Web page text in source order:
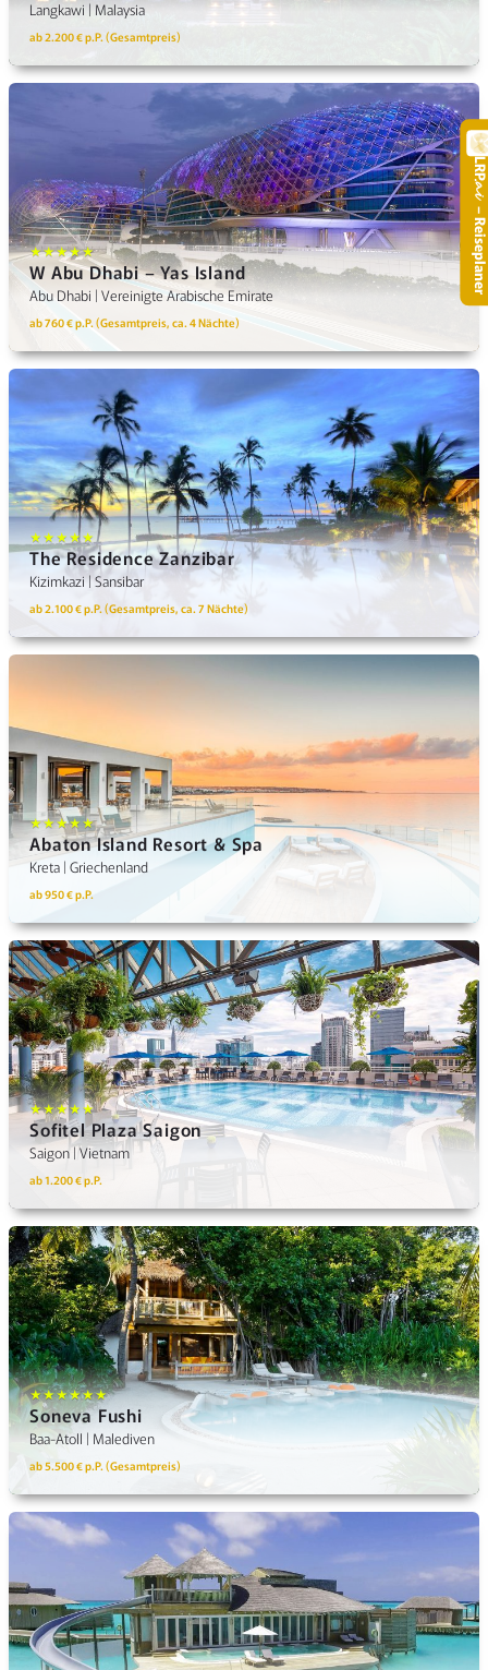
–
Langkawi | Malaysia
ab 2.200 € p.P. (Gesamtpreis)
★★★★★
W Abu Dhabi – Yas Island
Abu Dhabi | Vereinigte Arabische Emirate
ab 760 € p.P. (Gesamtpreis, ca. 4 Nächte)
★★★★★
The Residence Zanzibar
Kizimkazi | Sansibar
ab 2.100 € p.P. (Gesamtpreis, ca. 7 Nächte)
★★★★★
Abaton Island Resort & Spa
Kreta | Griechenland
ab 950 € p.P.
★★★★★
Sofitel Plaza Saigon
Saigon | Vietnam
ab 1.200 € p.P.
★★★★★★
Soneva Fushi
Baa-Atoll | Malediven
ab 5.500 € p.P. (Gesamtpreis)